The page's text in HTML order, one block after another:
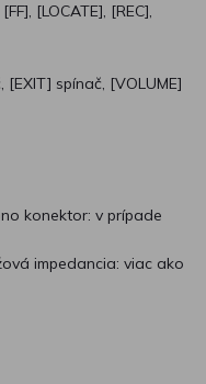
[LOCATE], [REC],
[EXIT] spínač, [VOLUME]
konektor: v prípade
impedancia: viac ako